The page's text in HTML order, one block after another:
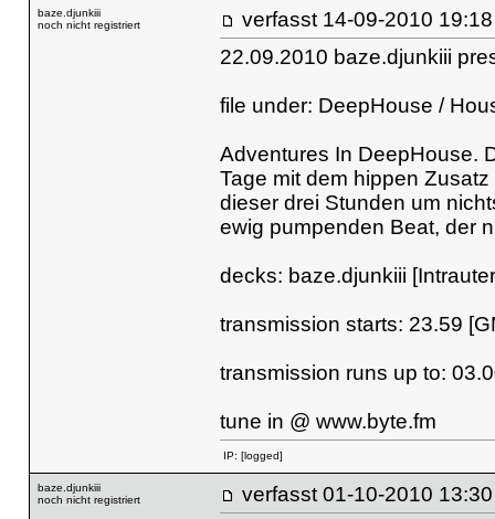
baze.djunkiii
noch nicht registriert
verfasst 14-09-2010
22.09.2010 baze.djunkiii
file under: DeepHouse /
Adventures In DeepHouse.
Tage mit dem hippen
dieser drei Stunden um
ewig pumpenden Beat, der
decks: baze.djunkiii
transmission starts: 23.59
transmission runs up to:
tune in @ www.byte.fm
IP: [logged]
baze.djunkiii
noch nicht registriert
verfasst 01-10-2010